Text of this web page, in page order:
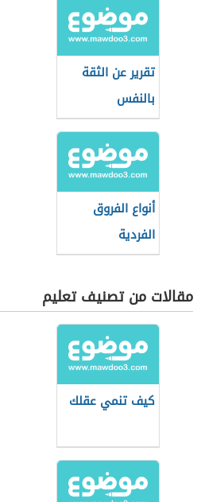
تقرير عن الثقة
بالنفس
أنواع الفروق
الفردية
مقالات من تصنيف تعليم
كيف تنمي عقلك